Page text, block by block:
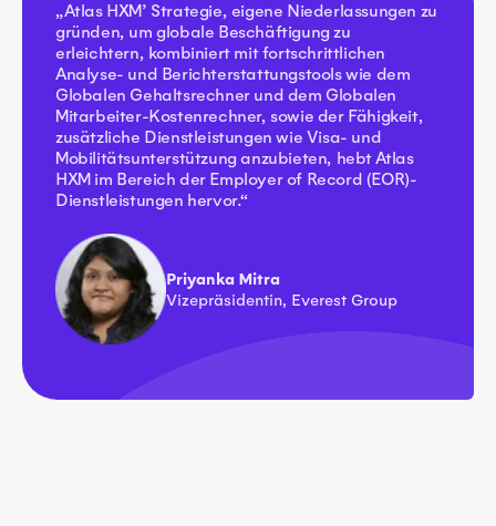
„Atlas HXM’ Strategie, eigene Niederlassungen zu
gründen, um globale Beschäftigung zu
erleichtern, kombiniert mit fortschrittlichen
Analyse- und Berichterstattungstools wie dem
Globalen Gehaltsrechner und dem Globalen
Mitarbeiter-Kostenrechner, sowie der Fähigkeit,
zusätzliche Dienstleistungen wie Visa- und
Mobilitätsunterstützung anzubieten, hebt Atlas
HXM im Bereich der Employer of Record (EOR)-
Dienstleistungen hervor.“
Priyanka Mitra
Vizepräsidentin, Everest Group